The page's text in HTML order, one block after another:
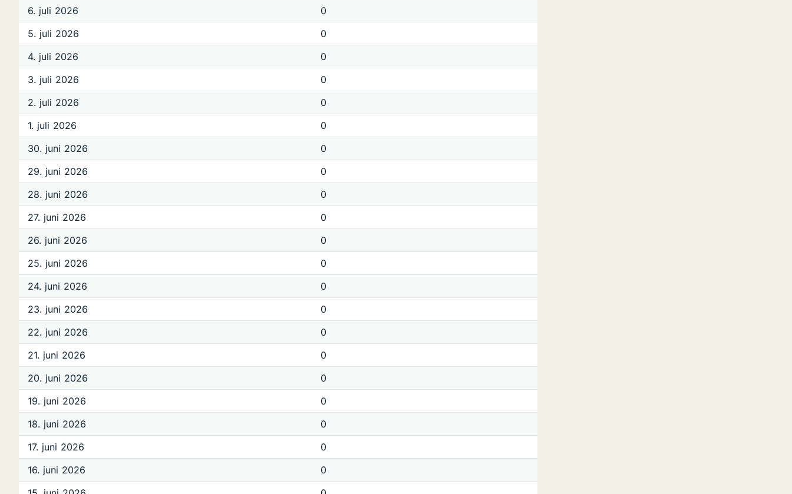
6. juli 2026
0
5. juli 2026
0
4. juli 2026
0
3. juli 2026
0
2. juli 2026
0
1. juli 2026
0
30. juni 2026
0
29. juni 2026
0
28. juni 2026
0
27. juni 2026
0
26. juni 2026
0
25. juni 2026
0
24. juni 2026
0
23. juni 2026
0
22. juni 2026
0
21. juni 2026
0
20. juni 2026
0
19. juni 2026
0
18. juni 2026
0
17. juni 2026
0
16. juni 2026
0